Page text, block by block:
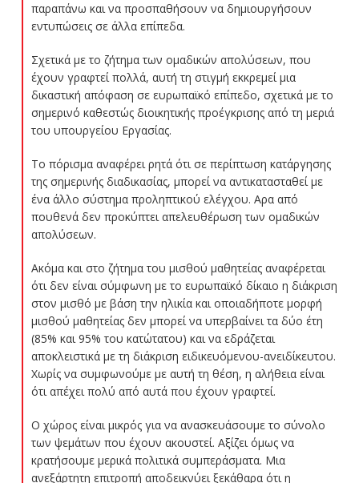
παραπάνω και να προσπαθήσουν να δημιουργήσουν
εντυπώσεις σε άλλα επίπεδα.
Σχετικά με το ζήτημα των ομαδικών απολύσεων, που
έχουν γραφτεί πολλά, αυτή τη στιγμή εκκρεμεί μια
δικαστική απόφαση σε ευρωπαϊκό επίπεδο, σχετικά με το
σημερινό καθεστώς διοικητικής προέγκρισης από τη μεριά
του υπουργείου Εργασίας.
Το πόρισμα αναφέρει ρητά ότι σε περίπτωση κατάργησης
της σημερινής διαδικασίας, μπορεί να αντικατασταθεί με
ένα άλλο σύστημα προληπτικού ελέγχου. Αρα από
πουθενά δεν προκύπτει απελευθέρωση των ομαδικών
απολύσεων.
Ακόμα και στο ζήτημα του μισθού μαθητείας αναφέρεται
ότι δεν είναι σύμφωνη με το ευρωπαϊκό δίκαιο η διάκριση
στον μισθό με βάση την ηλικία και οποιαδήποτε μορφή
μισθού μαθητείας δεν μπορεί να υπερβαίνει τα δύο έτη
(85% και 95% του κατώτατου) και να εδράζεται
αποκλειστικά με τη διάκριση ειδικευόμενου-ανειδίκευτου.
Χωρίς να συμφωνούμε με αυτή τη θέση, η αλήθεια είναι
ότι απέχει πολύ από αυτά που έχουν γραφτεί.
Ο χώρος είναι μικρός για να ανασκευάσουμε το σύνολο
των ψεμάτων που έχουν ακουστεί. Αξίζει όμως να
κρατήσουμε μερικά πολιτικά συμπεράσματα. Μια
ανεξάρτητη επιτροπή αποδεικνύει ξεκάθαρα ότι η